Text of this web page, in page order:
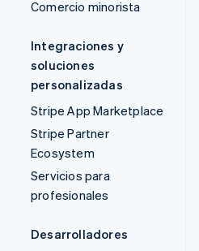
Comercio minorista
Integraciones y
soluciones
personalizadas
Stripe App Marketplace
Stripe Partner
Ecosystem
Servicios para
profesionales
Desarrolladores